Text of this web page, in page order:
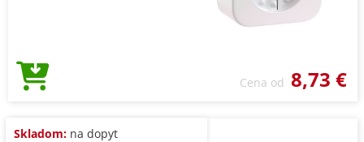
Cena od 8,73 €
Skladom: na dopyt